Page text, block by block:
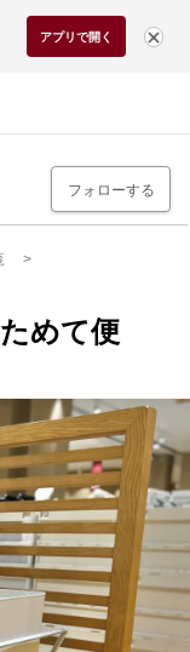
アプリで開く
フォローする
めて便